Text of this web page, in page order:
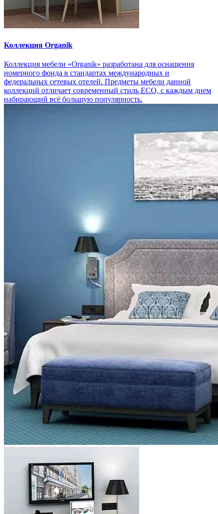
Коллекция Organik
Коллекция мебели «Organik» разработана для оснащения
номерного фонда в стандартах международных и
федеральных сетевых отелей. Предметы мебели данной
коллекций отличает современный стиль ECO, с каждым днем
набирающий всё большую популярность.